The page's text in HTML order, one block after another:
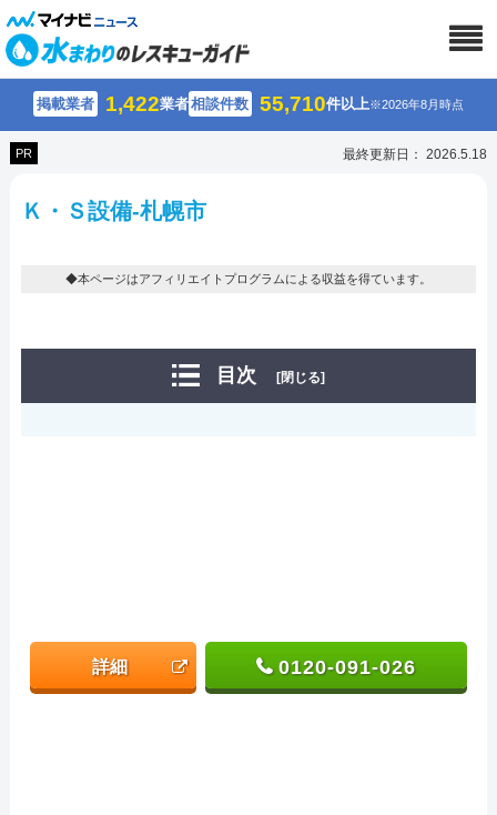
掲載業者 1,422業者相談件数 55,710件以上※2026年8月時点
PR 最終更新日： 2026.5.18
Ｋ・Ｓ設備-札幌市
◆本ページはアフィリエイトプログラムによる収益を得ています。
目次 [閉じる]
詳細 0120-091-026